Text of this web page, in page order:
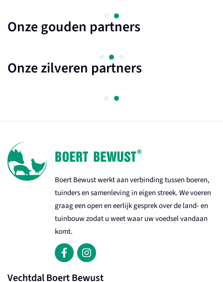
Onze gouden partners
Onze zilveren partners
Boert Bewust werkt aan verbinding tussen boeren,
tuinders en samenleving in eigen streek. We voeren
graag een open en eerlijk gesprek over de land- en
tuinbouw zodat u weet waar uw voedsel vandaan
komt.
Vechtdal Boert Bewust